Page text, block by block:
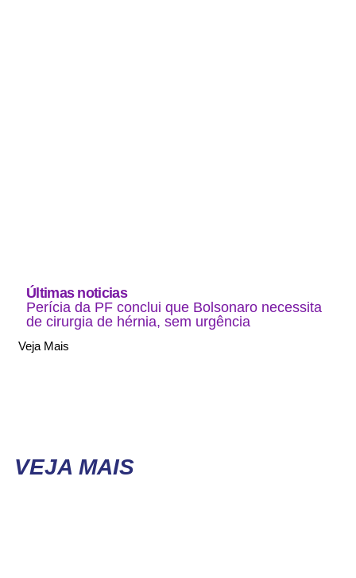
Últimas noticias
Perícia da PF conclui que Bolsonaro necessita
de cirurgia de hérnia, sem urgência
Veja Mais
VEJA MAIS